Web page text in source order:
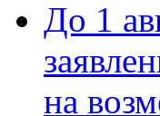
До 1
на